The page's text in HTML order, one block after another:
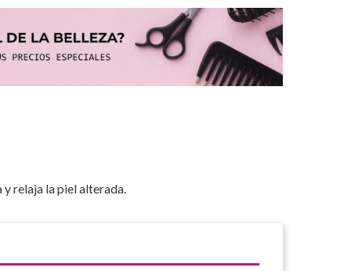
y relaja la piel alterada.